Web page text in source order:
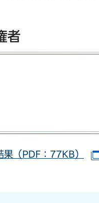
者
果（PDF：77KB）